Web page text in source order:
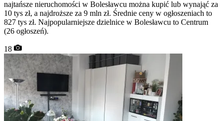
najtańsze nieruchomości w Bolesławcu można kupić lub wynająć za
10 tys zł, a najdroższe za 9 mln zł. Średnie ceny w ogłoszeniach to
827 tys zł. Najpopularniejsze dzielnice w Bolesławcu to Centrum
(26 ogłoszeń).
18